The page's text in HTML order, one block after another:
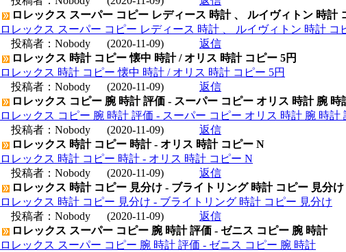
ロレックス スーパー コピー レディース 時計 、 ルイヴィトン 時計
ロレックス スーパー コピー レディース 時計 、 ルイヴィトン 時計 コ
投稿者： Nobody (2020-11-09)
返信
ロレックス 時計 コピー 懐中 時計 / オリス 時計 コピー 5円
ロレックス 時計 コピー 懐中 時計 / オリス 時計 コピー 5円
投稿者： Nobody (2020-11-09)
返信
ロレックス コピー 腕 時計 評価 - スーパー コピー オリス 時計 腕 時
ロレックス コピー 腕 時計 評価 - スーパー コピー オリス 時計 腕 時計
投稿者： Nobody (2020-11-09)
返信
ロレックス 時計 コピー 時計 - オリス 時計 コピー N
ロレックス 時計 コピー 時計 - オリス 時計 コピー N
投稿者： Nobody (2020-11-09)
返信
ロレックス 時計 コピー 見分け - ブライトリング 時計 コピー 見分け
ロレックス 時計 コピー 見分け - ブライトリング 時計 コピー 見分け
投稿者： Nobody (2020-11-09)
返信
ロレックス スーパー コピー 腕 時計 評価 - ゼニス コピー 腕 時計
ロレックス スーパー コピー 腕 時計 評価 - ゼニス コピー 腕 時計